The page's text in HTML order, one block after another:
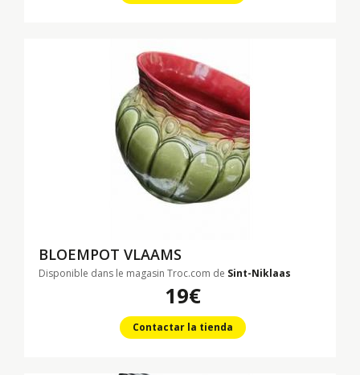
BLOEMPOT VLAAMS
Disponible dans le magasin Troc.com de Sint-Niklaas
19€
Contactar la tienda